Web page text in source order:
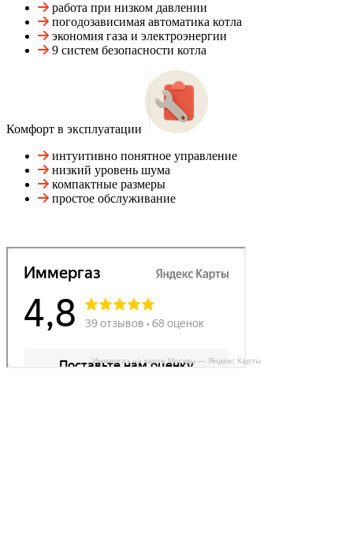
работа при низком давлении
погодозависимая автоматика котла
экономия газа и электроэнергии
9 систем безопасности котла
Комфорт в эксплуатации
интуитивно понятное управление
низкий уровень шума
компактные размеры
простое обслуживание
Иммергаз на карте Москвы — Яндекс Карты